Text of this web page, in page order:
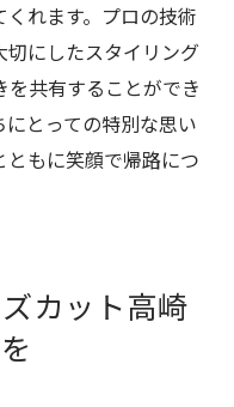
れます。プロの技術
切にしたスタイリング
共有することができ
とっての特別な思い
もに笑顔で帰路につ
カット高崎